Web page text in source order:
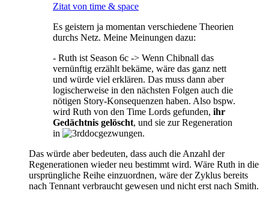
Zitat von time & space
Es geistern ja momentan verschiedene Theorien
durchs Netz. Meine Meinungen dazu:
- Ruth ist Season 6c -> Wenn Chibnall das
vernünftig erzählt bekäme, wäre das ganz nett
und würde viel erklären. Das muss dann aber
logischerweise in den nächsten Folgen auch die
nötigen Story-Konsequenzen haben. Also bspw.
wird Ruth von den Time Lords gefunden, ihr
Gedächtnis gelöscht, und sie zur Regeneration
in
gezwungen.
Das würde aber bedeuten, dass auch die Anzahl der
Regenerationen wieder neu bestimmt wird. Wäre Ruth in die
ursprüngliche Reihe einzuordnen, wäre der Zyklus bereits
nach Tennant verbraucht gewesen und nicht erst nach Smith.